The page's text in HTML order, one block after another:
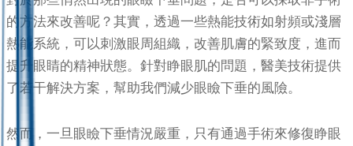
的方法來改善呢？其實，透過一些熱能技術如射頻或淺層
熱能系統，可以刺激眼周組織，改善肌膚的緊致度，進而
提升眼睛的精神狀態。針對睁眼肌的問題，醫美技術提供
了若干解決方案，幫助我們減少眼瞼下垂的風險。
然而，一旦眼瞼下垂情況嚴重，只有通過手術來修復睁眼